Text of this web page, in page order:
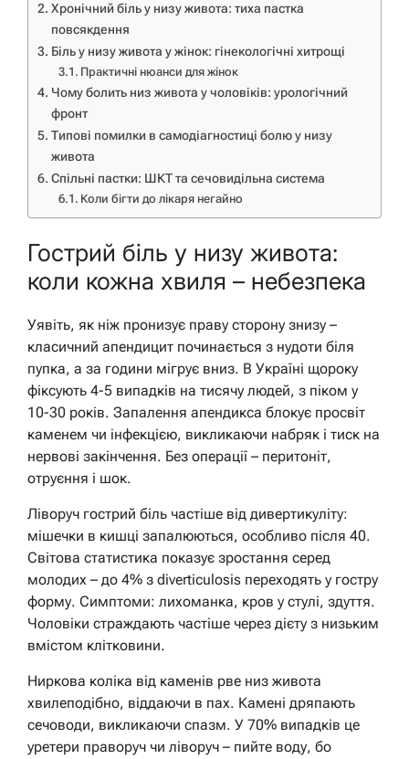
Хронічний біль у низу живота: тиха пастка
повсякдення
Біль у низу живота у жінок: гінекологічні хитрощі
Практичні нюанси для жінок
Чому болить низ живота у чоловіків: урологічний
фронт
Типові помилки в самодіагностиці болю у низу
живота
Спільні пастки: ШКТ та сечовидільна система
Коли бігти до лікаря негайно
Гострий біль у низу живота:
коли кожна хвиля – небезпека
Уявіть, як ніж пронизує праву сторону знизу –
класичний апендицит починається з нудоти біля
пупка, а за години мігрує вниз. В Україні щороку
фіксують 4-5 випадків на тисячу людей, з піком у
10-30 років. Запалення апендикса блокує просвіт
каменем чи інфекцією, викликаючи набряк і тиск на
нервові закінчення. Без операції – перитоніт,
отруєння і шок.
Ліворуч гострий біль частіше від дивертикуліту:
мішечки в кишці запалюються, особливо після 40.
Світова статистика показує зростання серед
молодих – до 4% з diverticulosis переходять у гостру
форму. Симптоми: лихоманка, кров у стулі, здуття.
Чоловіки страждають частіше через дієту з низьким
вмістом клітковини.
Ниркова коліка від каменів рве низ живота
хвилеподібно, віддаючи в пах. Камені дряпають
сечоводи, викликаючи спазм. У 70% випадків це
уретери праворуч чи ліворуч – пийте воду, бо